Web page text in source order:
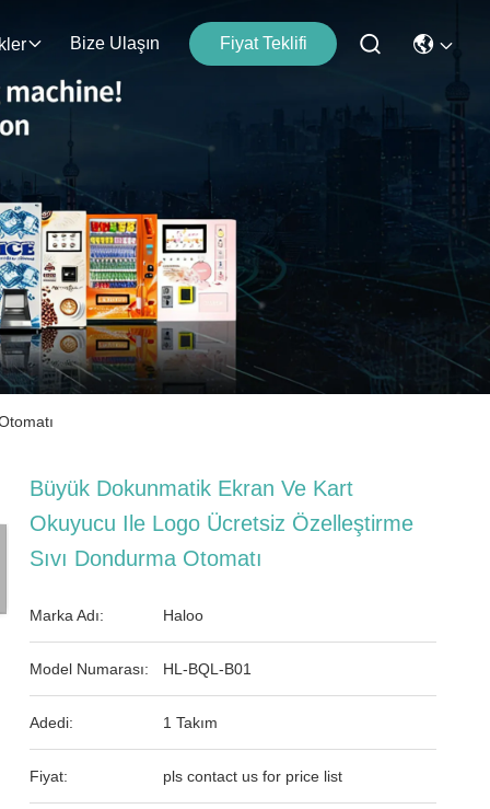
Bize Ulaşın Fiyat Teklifi
Büyük Dokunmatik Ekran Ve Kart
Okuyucu Ile Logo Ücretsiz Özelleştirme
Sıvı Dondurma Otomatı
Marka Adı: Haloo
Model Numarası: HL-BQL-B01
Adedi: 1 Takım
Fiyat: pls contact us for price list